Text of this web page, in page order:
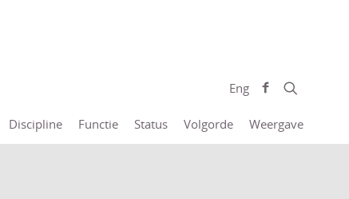
Eng
Discipline Functie Status Volgorde Weergave